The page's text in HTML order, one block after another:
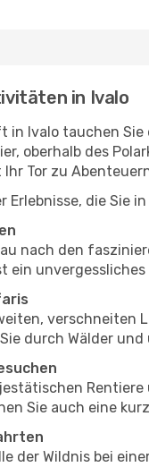
in Ivalo
in Ivalo tauchen
oberhalb des
Tor zu
Erlebnisse, die Sie
nach den
ein
verschneiten
durch Wälder
Sie auch eine
der Wildnis bei